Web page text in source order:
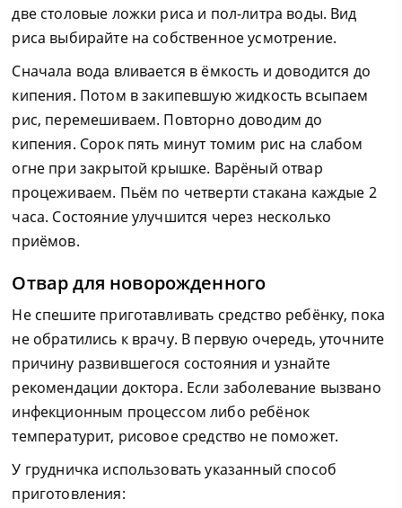
две столовые ложки риса и пол-литра воды. Вид
риса выбирайте на собственное усмотрение.
Сначала вода вливается в ёмкость и доводится до
кипения. Потом в закипевшую жидкость всыпаем
рис, перемешиваем. Повторно доводим до
кипения. Сорок пять минут томим рис на слабом
огне при закрытой крышке. Варёный отвар
процеживаем. Пьём по четверти стакана каждые 2
часа. Состояние улучшится через несколько
приёмов.
Отвар для новорожденного
Не спешите приготавливать средство ребёнку, пока
не обратились к врачу. В первую очередь, уточните
причину развившегося состояния и узнайте
рекомендации доктора. Если заболевание вызвано
инфекционным процессом либо ребёнок
температурит, рисовое средство не поможет.
У грудничка использовать указанный способ
приготовления: